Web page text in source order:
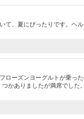
、夏にぴったりです。ヘ
ーズンヨーグルトが乗っ
かありましたが満席でした。